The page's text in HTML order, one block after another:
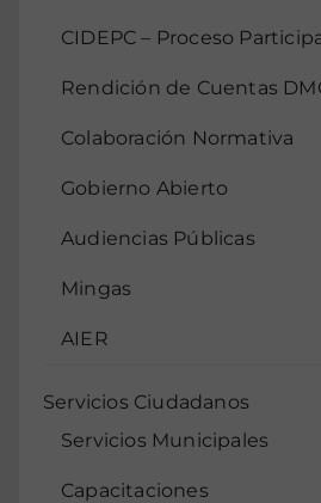
CIDEPC – Proceso
Rendición de Cuentas
Colaboración Normativa
Gobierno Abierto
Audiencias Públicas
Mingas
AIER
Servicios Ciudadanos
Servicios Municipales
Capacitaciones